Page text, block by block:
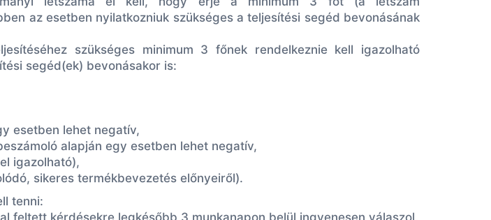
az esetben nyilatkozniuk szükséges a teljesítési segéd bevonásának
szükséges minimum 3 főnek rendelkeznie kell igazolható
segéd(ek) bevonásakor is:
esetben lehet negatív,
alapján egy esetben lehet negatív,
igazolható),
sikeres termékbevezetés előnyeiről).
tenni:
feltett kérdésekre legkésőbb 3 munkanapon belül ingyenesen válaszol,